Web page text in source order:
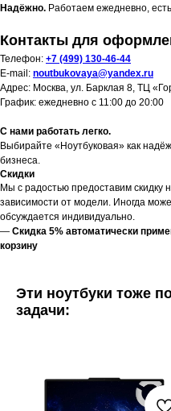
Надёжно. Работаем ежедневно,
Контакты для
Телефон: +7 (499) 130-46-44
E-mail: noutbukovaya@yandex.ru
Адрес: Москва, ул. Барклая 8, ТЦ
График: ежедневно с 11:00 до 20:00
С нами работать легко.
Выбирайте «Ноутбуковая» как
бизнеса.
Скидки
Мы с радостью предоставим скидку
зависимости от модели. Иногда
обсуждается индивидуально.
— Скидка 5% автоматически
корзину
Эти ноутбуки тоже
задачи: